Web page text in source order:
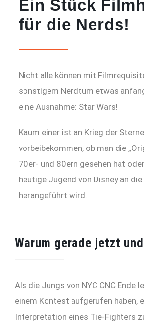
Ein Stück
für die Nerds!
Nicht alle können mit
sonstigem Nerdtum etwas
eine Ausnahme: Star Wars!
Kaum einer ist an Krieg der Sterne
vorbeibekommen, ob man die
70er- und 80ern gesehen hat
heutige Jugend von Disney an die
herangeführt wird.
Warum gerade jetzt
Als die Jungs von NYC CNC Ende
einem Kontest aufgerufen haben,
Interpretation eines Tie-Fighters